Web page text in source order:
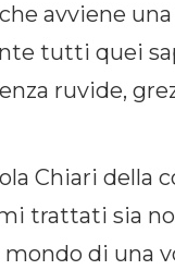
avviene una
tutti quei
ruvide,
Chiari della
trattati sia
di una